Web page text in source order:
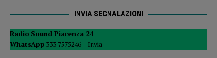
INVIA SEGNALAZIONI
Radio Sound Piacenza 24
WhatsApp 333 7575246 – Invia